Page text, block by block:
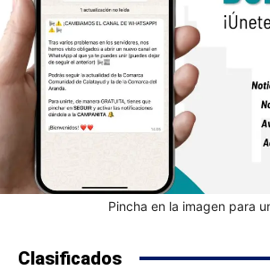
Pincha en la imagen para
Clasificados